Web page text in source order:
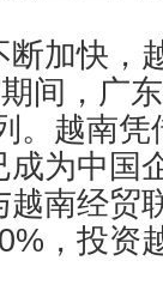
加快，
间，广
。越南
为中国
南经贸
，投资